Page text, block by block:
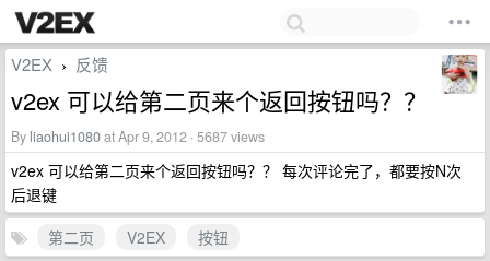
V2EX › 反馈
v2ex 可以给第二页来个返回按钮吗？？
By liaohui1080at Apr 9, 2012 · 5687 views
v2ex 可以给第二页来个返回按钮吗？？ 每次评论完了，都要按N次
后退键
第二页
V2EX
按钮